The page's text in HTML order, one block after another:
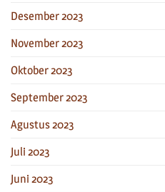
Desember 2023
November 2023
Oktober 2023
September 2023
Agustus 2023
Juli 2023
Juni 2023